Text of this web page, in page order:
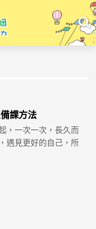
課方法
，一次一次，長久而
遇見更好的自己，所